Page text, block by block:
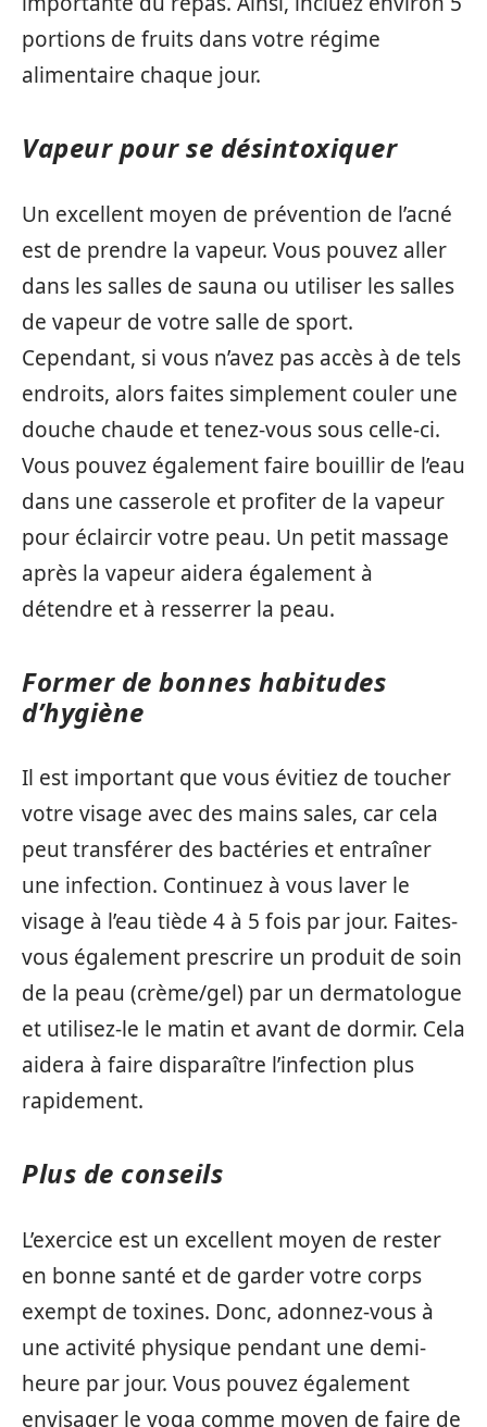
portions de fruits dans votre régime
alimentaire chaque jour.
Vapeur pour se désintoxiquer
Un excellent moyen de prévention de l’acné
est de prendre la vapeur. Vous pouvez aller
dans les salles de sauna ou utiliser les salles
de vapeur de votre salle de sport.
Cependant, si vous n’avez pas accès à de tels
endroits, alors faites simplement couler une
douche chaude et tenez-vous sous celle-ci.
Vous pouvez également faire bouillir de l’eau
dans une casserole et profiter de la vapeur
pour éclaircir votre peau. Un petit massage
après la vapeur aidera également à
détendre et à resserrer la peau.
Former de bonnes habitudes
d’hygiène
Il est important que vous évitiez de toucher
votre visage avec des mains sales, car cela
peut transférer des bactéries et entraîner
une infection. Continuez à vous laver le
visage à l’eau tiède 4 à 5 fois par jour. Faites-
vous également prescrire un produit de soin
de la peau (crème/gel) par un dermatologue
et utilisez-le le matin et avant de dormir. Cela
aidera à faire disparaître l’infection plus
rapidement.
Plus de conseils
L’exercice est un excellent moyen de rester
en bonne santé et de garder votre corps
exempt de toxines. Donc, adonnez-vous à
une activité physique pendant une demi-
heure par jour. Vous pouvez également
envisager le yoga comme moyen de faire de